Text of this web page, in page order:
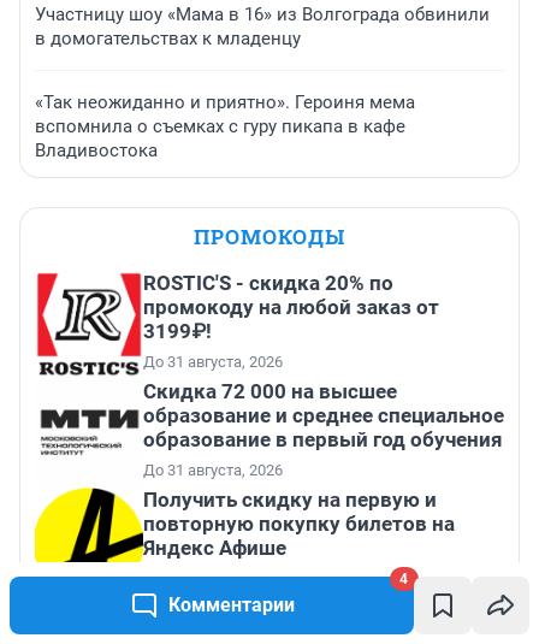
Комментарии
4
Участницу шоу «Мама в 16» из Волгограда обвинили
в домогательствах к младенцу
«Так неожиданно и приятно». Героиня мема
вспомнила о съемках с гуру пикапа в кафе
Владивостока
ПРОМОКОДЫ
ROSTIC'S - скидка 20% по
промокоду на любой заказ от
3199₽!
До 31 августа, 2026
Скидка 72 000 на высшее
образование и среднее специальное
образование в первый год обучения
До 31 августа, 2026
Получить скидку на первую и
повторную покупку билетов на
Яндекс Афише
Скидка 20% от 4 000 ₽, 30% от 7 000
₽ и 40% от 12 000 ₽ на первый и все